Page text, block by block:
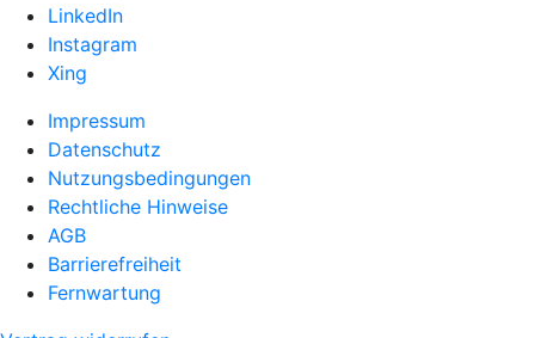
LinkedIn
Instagram
Xing
Impressum
Datenschutz
Nutzungsbedingungen
Rechtliche Hinweise
AGB
Barrierefreiheit
Fernwartung